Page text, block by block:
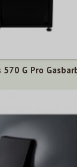
G Pro